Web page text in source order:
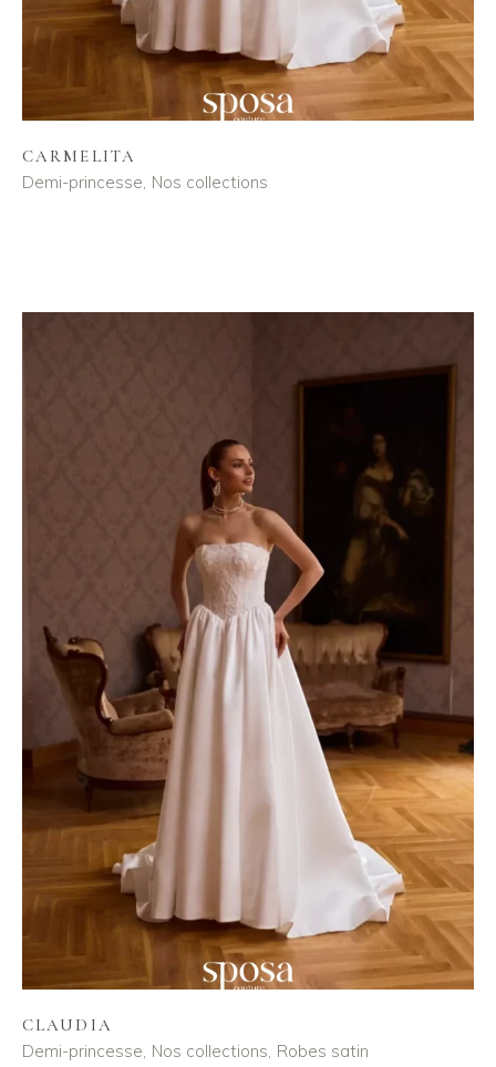
CARMELITA
Demi-princesse Nos collections
CLAUDIA
Demi-princesse Nos collections Robes satin